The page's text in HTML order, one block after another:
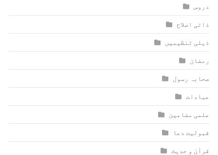
دروس
ذاتی اصلاح
ذیلی تنظیمیں
رمضان
صحابہ رسول
عبادات
علمی مضامین
قبولیت دعا
قرآن و حدیث